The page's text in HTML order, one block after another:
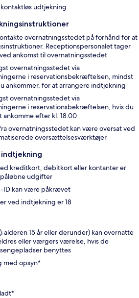
udtjekning
overnatningsstedet på forhånd for at
Receptionspersonalet tager
ankomst til overnatningsstedet
overnatningsstedet via
i reservationsbekræftelsen, mindst
ankommer, for at arrangere indtjekning
overnatningsstedet via
i reservationsbekræftelsen, hvis du
efter kl. 18.00
overnatningsstedet kan være oversat ved
oversættelsesværktøjer
kreditkort, debitkort eller kontanter er
udgifter
ID kan være påkrævet
ved indtjekning er 18
alderen 15 år eller derunder) kan overnatte
eller værgers værelse, hvis de
benyttes
med opsyn*